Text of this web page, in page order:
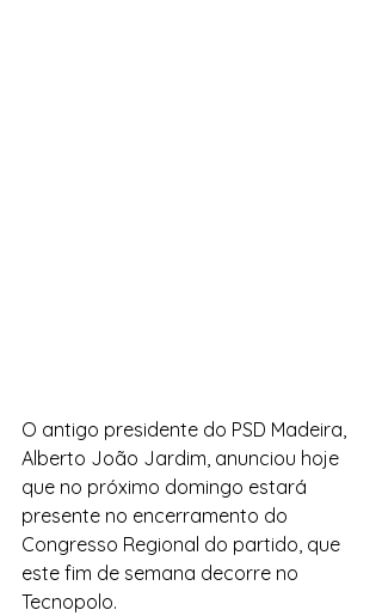
O antigo presidente do PSD Madeira,
Alberto João Jardim, anunciou hoje
que no próximo domingo estará
presente no encerramento do
Congresso Regional do partido, que
este fim de semana decorre no
Tecnopolo.